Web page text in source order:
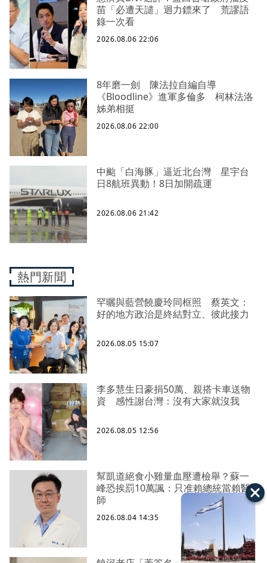
苗「必遭天譴」迴力鏢來了 荒謬語
錄一次看
2026.08.06 22:06
8年磨一劍 陳法拉自編自導
《Bloodline》進軍多倫多 柯林法洛
姊弟相挺
2026.08.06 22:00
中颱「白海豚」逼近北台灣 星宇台
日8航班異動！8日加開疏運
2026.08.06 21:42
熱門新聞
罕曬與藍營饒慶玲同框照 蔡英文：
好的地方政治是終結對立、彼此接力
2026.08.05 15:07
李多慧生日豪捐50萬、親搭卡車送物
資 感性謝台灣：沒有大家就沒我
2026.08.05 12:56
幫凱道絕食小雞量血壓遭檢舉？蘇一
峰恐挨罰10萬諷：只准賴總統當賴醫
師
2026.08.04 14:35